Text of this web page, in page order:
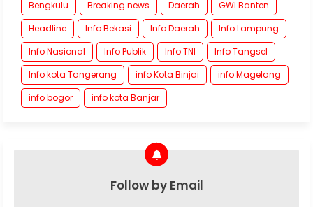
Bengkulu Breaking news Daerah
GWI Banten
Headline
Info Bekasi Info Daerah
Info Lampung
Info Nasional
Info Publik Info TNI
Info Tangsel
Info kota Tangerang
info Kota Binjai
info Magelang
info bogor
info kota Banjar
Follow by Email